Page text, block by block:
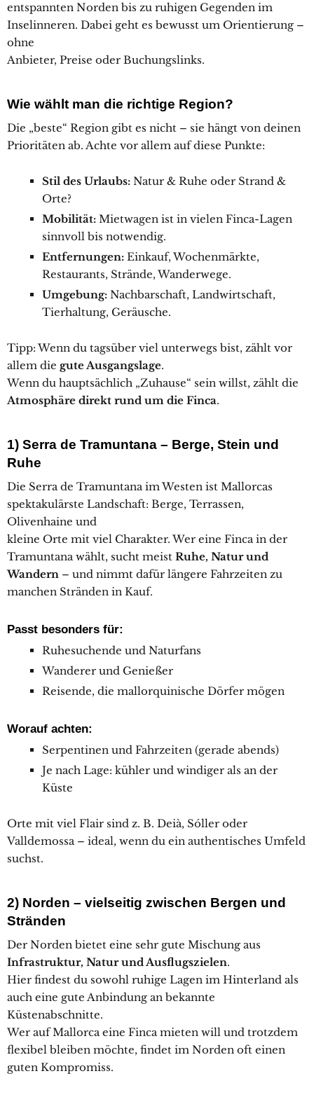
entspannten Norden bis zu ruhigen Gegenden im
Inselinneren. Dabei geht es bewusst um Orientierung –
ohne
Anbieter, Preise oder Buchungslinks.
Wie wählt man die richtige Region?
Die „beste“ Region gibt es nicht – sie hängt von deinen
Prioritäten ab. Achte vor allem auf diese Punkte:
Stil des Urlaubs: Natur & Ruhe oder Strand &
Orte?
Mobilität: Mietwagen ist in vielen Finca-Lagen
sinnvoll bis notwendig.
Entfernungen: Einkauf, Wochenmärkte,
Restaurants, Strände, Wanderwege.
Umgebung: Nachbarschaft, Landwirtschaft,
Tierhaltung, Geräusche.
Tipp: Wenn du tagsüber viel unterwegs bist, zählt vor
allem die gute Ausgangslage.
Wenn du hauptsächlich „Zuhause“ sein willst, zählt die
Atmosphäre direkt rund um die Finca.
1) Serra de Tramuntana – Berge, Stein und
Ruhe
Die Serra de Tramuntana im Westen ist Mallorcas
spektakulärste Landschaft: Berge, Terrassen,
Olivenhaine und
kleine Orte mit viel Charakter. Wer eine Finca in der
Tramuntana wählt, sucht meist Ruhe, Natur und
Wandern – und nimmt dafür längere Fahrzeiten zu
manchen Stränden in Kauf.
Passt besonders für:
Ruhesuchende und Naturfans
Wanderer und Genießer
Reisende, die mallorquinische Dörfer mögen
Worauf achten:
Serpentinen und Fahrzeiten (gerade abends)
Je nach Lage: kühler und windiger als an der
Küste
Orte mit viel Flair sind z. B. Deià, Sóller oder
Valldemossa – ideal, wenn du ein authentisches Umfeld
suchst.
2) Norden – vielseitig zwischen Bergen und
Stränden
Der Norden bietet eine sehr gute Mischung aus
Infrastruktur, Natur und Ausflugszielen.
Hier findest du sowohl ruhige Lagen im Hinterland als
auch eine gute Anbindung an bekannte
Küstenabschnitte.
Wer auf Mallorca eine Finca mieten will und trotzdem
flexibel bleiben möchte, findet im Norden oft einen
guten Kompromiss.